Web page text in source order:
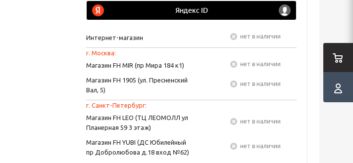
Интернет-магазин Нет в наличии
г. Москва:
Магазин FH MIR (пр Мира 184 к1)
Нет в наличии
Магазин FH 1905 (ул. Пресненский
Вал, 5)
Нет в наличии
г. Санкт-Петербург:
Магазин FH LEO (ТЦ ЛЕОМОЛЛ ул
Планерная 59 3 этаж)
Нет в наличии
Магазин FH YUBI (ДС Юбилейный
пр Добролюбова д.18 вход №62)
Нет в наличии